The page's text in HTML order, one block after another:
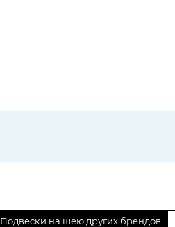
Подвески на шею других брендов